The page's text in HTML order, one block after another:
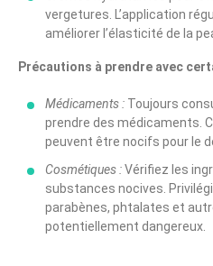
vergetures. L’application
améliorer l’élasticité de la
Précautions à prendre avec
Médicaments : Toujours
prendre des médicaments.
peuvent être nocifs pour le
Cosmétiques :Vérifiez les
substances nocives.
parabènes, phtalates et
potentiellement dangereux.